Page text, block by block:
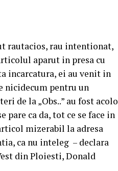
rautacios, rau intentionat,
aparut in presa cu
incarcatura, ei au venit in
nicidecum pentru un
de la „Obs..” au fost acolo
pare ca da, tot ce se face in
mizerabil la adresa
ca nu inteleg – declara
din Ploiesti, Donald